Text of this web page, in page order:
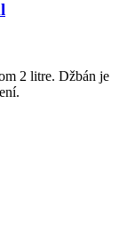
2 litre. Džbán je